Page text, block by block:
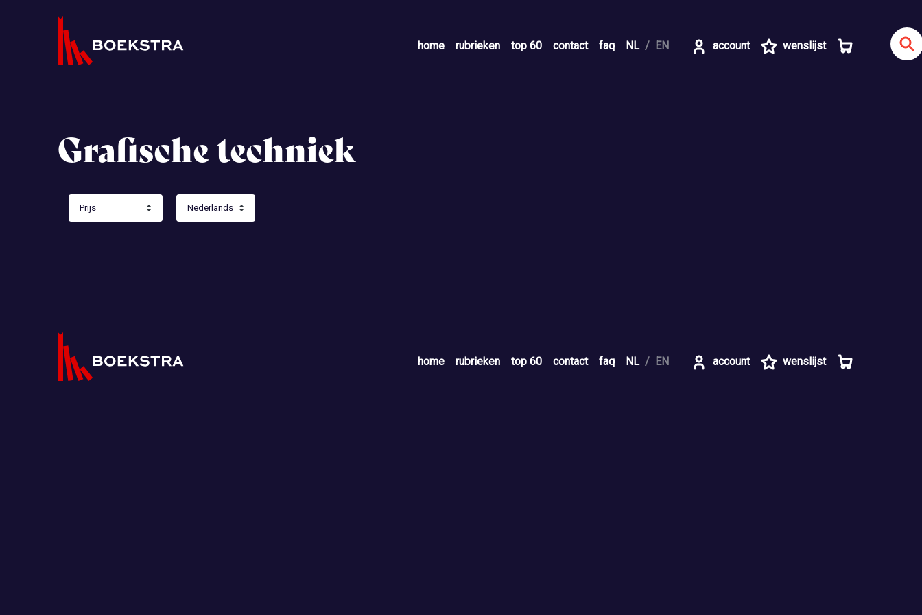
home rubrieken top 60 contact faq NL EN account wenslijst
Grafische techniek
home rubrieken top 60 contact faq NL EN account wenslijst